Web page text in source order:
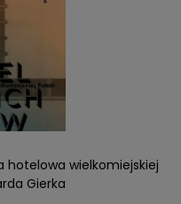
hotelowa wielkomiejskiej
Gierka